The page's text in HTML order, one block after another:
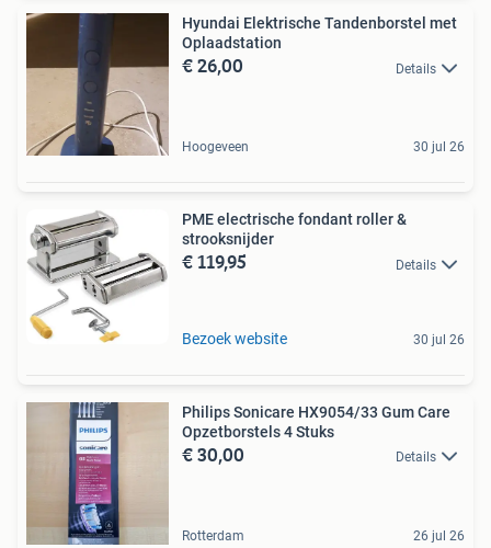
Hyundai Elektrische Tandenborstel met
Oplaadstation
€ 26,00 Details
Hoogeveen 30 jul 26
PME electrische fondant roller &
strooksnijder
€ 119,95 Details
Bezoek website 30 jul 26
Philips Sonicare HX9054/33 Gum Care
Opzetborstels 4 Stuks
€ 30,00 Details
Rotterdam 26 jul 26